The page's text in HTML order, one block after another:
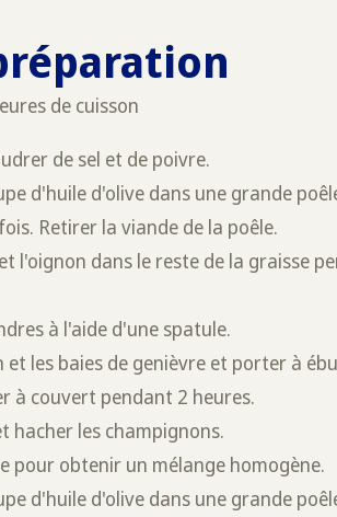
de cuisson
de sel et de poivre.
d'huile d'olive dans une grande
Retirer la viande de la poêle.
l'oignon dans le reste de la graisse
à l'aide d'une spatule.
les baies de genièvre et porter à
à couvert pendant 2 heures.
hacher les champignons.
pour obtenir un mélange homogène.
d'huile d'olive dans une grande